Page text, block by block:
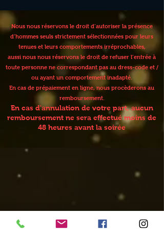
Nous nous réservons le droit d’autoriser la présence
d’hommes seuls strictement sélectionnées pour leurs
tenues et leurs comportements irréprochables,
aussi nous nous réservons le droit de refuser l’entrée à
toute personne ne correspondant pas au dress-code et /
ou ayant un comportement inadapté.
En cas de prépaiement en ligne, nous procèderons au
remboursement.
En cas d'annulation de votre part, aucun
remboursement ne sera effectué moins de
48 heures avant la soirée